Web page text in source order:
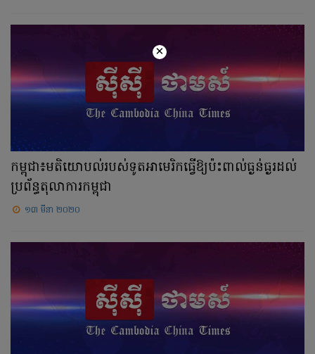
កម្ពុជា៖មតិយោបល់របស់ទូតអាមេរិកធ្វើឱ្យប៉ះពាល់ធ្ងន់ធ្ងរដល់
ប្រព័ន្ធតុលាការកម្ពុជា
១៣ មីនា ២០២០
×